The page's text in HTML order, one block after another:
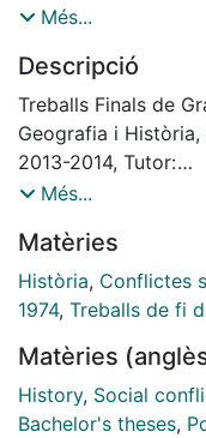
línies generals de la
del 25 d'abril i la
considerant les
haver tingut. La
oblidat per la
Més...
Descripció
Treballs Finals de
Geografia i
2013-2014, Tutor:
Susanna Tavera
Més...
Matèries
Història, Conflictes
1974, Treballs de fi
Matèries
History, Social
Bachelor's theses,